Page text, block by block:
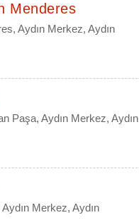
Menderes
Aydın Merkez, Aydın
Paşa, Aydın Merkez, Aydın
Merkez, Aydın